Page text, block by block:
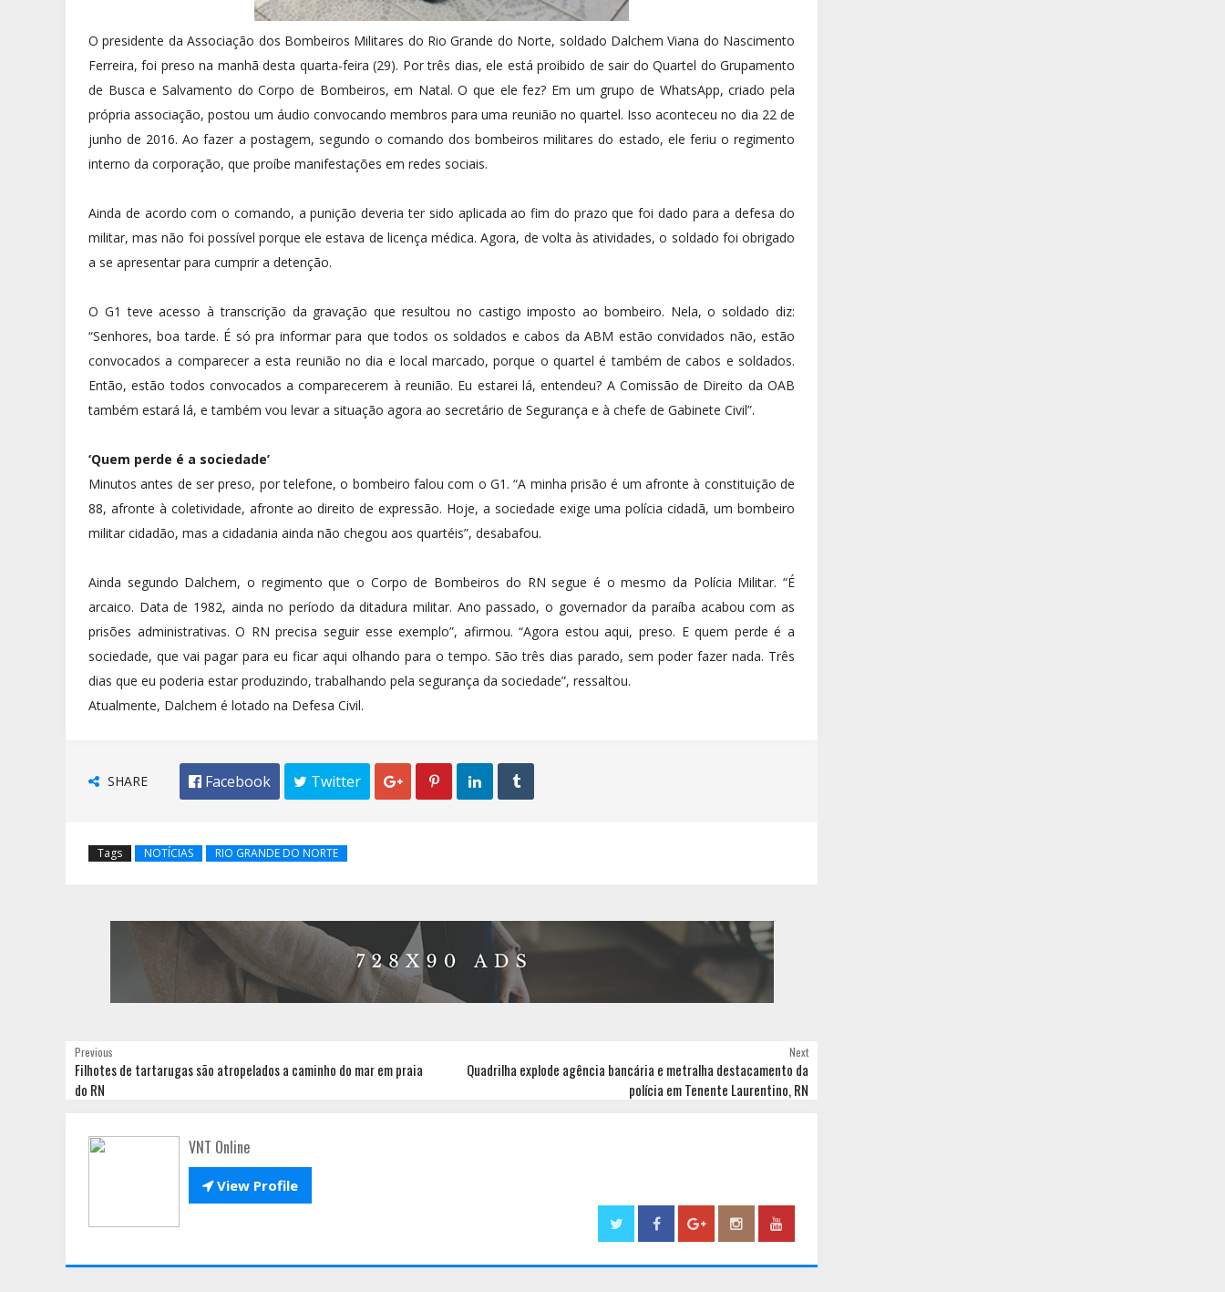
O presidente da Associação dos Bombeiros Militares do Rio Grande do Norte, soldado Dalchem Viana do Nascimento
Ferreira, foi preso na manhã desta quarta-feira (29). Por três dias, ele está proibido de sair do Quartel do Grupamento
de Busca e Salvamento do Corpo de Bombeiros, em Natal. O que ele fez? Em um grupo de WhatsApp, criado pela
própria associação, postou um áudio convocando membros para uma reunião no quartel. Isso aconteceu no dia 22 de
junho de 2016. Ao fazer a postagem, segundo o comando dos bombeiros militares do estado, ele feriu o regimento
interno da corporação, que proíbe manifestações em redes sociais.
Ainda de acordo com o comando, a punição deveria ter sido aplicada ao fim do prazo que foi dado para a defesa do
militar, mas não foi possível porque ele estava de licença médica. Agora, de volta às atividades, o soldado foi obrigado
a se apresentar para cumprir a detenção.
O G1 teve acesso à transcrição da gravação que resultou no castigo imposto ao bombeiro. Nela, o soldado diz:
“Senhores, boa tarde. É só pra informar para que todos os soldados e cabos da ABM estão convidados não, estão
convocados a comparecer a esta reunião no dia e local marcado, porque o quartel é também de cabos e soldados.
Então, estão todos convocados a comparecerem à reunião. Eu estarei lá, entendeu? A Comissão de Direito da OAB
também estará lá, e também vou levar a situação agora ao secretário de Segurança e à chefe de Gabinete Civil”.
‘Quem perde é a sociedade’
Minutos antes de ser preso, por telefone, o bombeiro falou com o G1. “A minha prisão é um afronte à constituição de
88, afronte à coletividade, afronte ao direito de expressão. Hoje, a sociedade exige uma polícia cidadã, um bombeiro
militar cidadão, mas a cidadania ainda não chegou aos quartéis”, desabafou.
Ainda segundo Dalchem, o regimento que o Corpo de Bombeiros do RN segue é o mesmo da Polícia Militar. “É
arcaico. Data de 1982, ainda no período da ditadura militar. Ano passado, o governador da paraíba acabou com as
prisões administrativas. O RN precisa seguir esse exemplo”, afirmou. “Agora estou aqui, preso. E quem perde é a
sociedade, que vai pagar para eu ficar aqui olhando para o tempo. São três dias parado, sem poder fazer nada. Três
dias que eu poderia estar produzindo, trabalhando pela segurança da sociedade”, ressaltou.
Atualmente, Dalchem é lotado na Defesa Civil.
SHARE  Facebook  Twitter    
Tags NOTÍCIAS RIO GRANDE DO NORTE
Next
Quadrilha explode agência bancária e metralha destacamento da
polícia em Tenente Laurentino, RN
Previous
Filhotes de tartarugas são atropelados a caminho do mar em praia
do RN
VNT Online
View Profile